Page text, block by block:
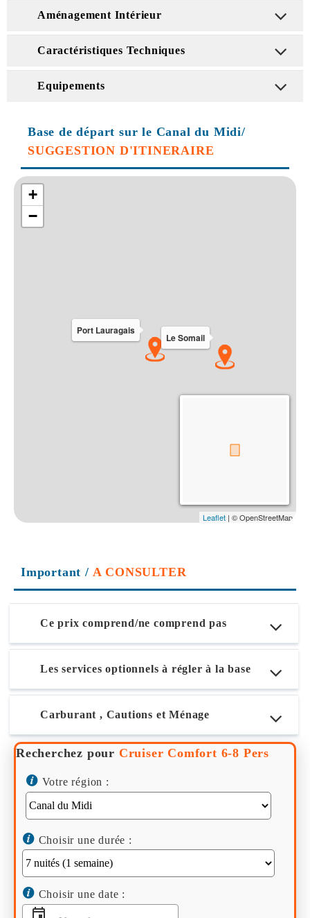
Aménagement Intérieur
Caractéristiques Techniques
Equipements
Base de départ sur le Canal du Midi/
SUGGESTION D'ITINERAIRE
Important / A CONSULTER
Ce prix comprend/ne comprend pas
Les services optionnels à régler à la base
Carburant , Cautions et Ménage
Recherchez pour Cruiser Comfort 6-8 Pers
Votre région :
Choisir une durée :
Choisir une date :